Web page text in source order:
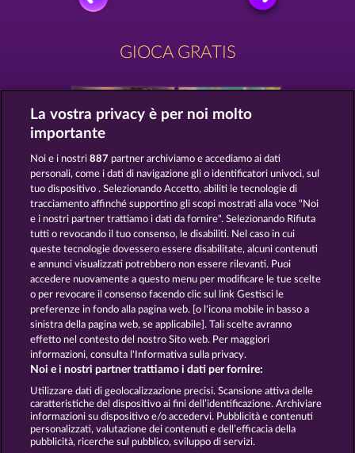
GIOCA GRATIS
BOOK OF THE AGES BEAUTIFUL NATURE
SIMPLY THE BEST ROYAL SEVEN
Termini e condizioni
Informativa sulla privacy Note legali
Società FAQ Programma di affiliazione
Facebook
La vostra privacy è per noi molto
importante
Noi e i nostri887 partner archiviamo e accediamo ai dati
personali, come i dati di navigazione gli o identificatori univoci, sul
tuo dispositivo . Selezionando Accetto, abiliti le tecnologie di
tracciamento affinché supportino gli scopi mostrati alla voce "Noi
e i nostri partner trattiamo i dati da fornire". Selezionando Rifiuta
tutti o revocando il tuo consenso, le disabiliti. Nel caso in cui
queste tecnologie dovessero essere disabilitate, alcuni contenuti
e annunci visualizzati potrebbero non essere rilevanti. Puoi
accedere nuovamente a questo menu per modificare le tue scelte
o per revocare il consenso facendo clic sul link Gestisci le
preferenze in fondo alla pagina web. [o l'icona mobile in basso a
sinistra della pagina web, se applicabile]. Tali scelte avranno
effetto nel contesto del nostro Sito web. Per maggiori
informazioni, consulta l'Informativa sulla privacy.
Noi e i nostri partner trattiamo i dati per fornire:
Utilizzare dati di geolocalizzazione precisi. Scansione attiva delle
caratteristiche del dispositivo ai fini dell’identificazione. Archiviare
informazioni su dispositivo e/o accedervi. Pubblicità e contenuti
personalizzati, valutazione dei contenuti e dell’efficacia della
pubblicità, ricerche sul pubblico, sviluppo di servizi.